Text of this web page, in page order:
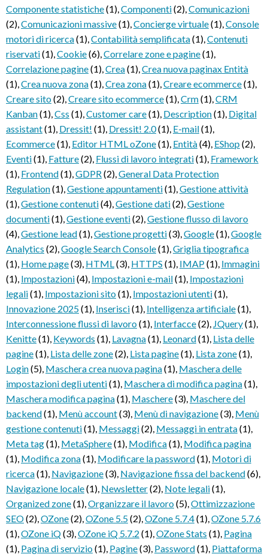
Componente statistiche(1),Componenti(2),Comunicazioni
(2),Comunicazioni massive(1),Concierge virtuale(1),Console
motori di ricerca(1),Contabilità semplificata(1),Contenuti
riservati(1),Cookie(6),Correlare zone e pagine(1),
Correlazione pagine(1),Crea(1),Crea nuova paginax Entità
(1),Crea nuova zona(1),Crea zona(1),Creare ecommerce(1),
Creare sito(2),Creare sito ecommerce(1),Crm(1),CRM
Kanban(1),Css (1),Customer care(1), Description(1), Digital
assistant(1), Dressit! (1), Dressit! 2.0(1), E-mail(1),
Ecommerce(1), Editor HTML oZone(1), Entità(4), EShop(2),
Eventi(1), Fatture(2), Flussi di lavoro integrati(1), Framework
(1), Frontend(1),GDPR(2),General Data Protection
Regulation(1),Gestione appuntamenti(1),Gestione attività
(1),Gestione contenuti(4),Gestione dati(2),Gestione
documenti(1),Gestione eventi(2),Gestione flusso di lavoro
(4),Gestione lead(1),Gestione progetti(3),Google(1),Google
Analytics (2),Google Search Console(1),Griglia tipografica
(1), Home page(3), HTML(3), HTTPS (1), IMAP(1), Immagini
(1), Impostazioni(4), Impostazioni e-mail(1), Impostazioni
legali(1), Impostazioni sito(1), Impostazioni utenti(1),
Innovazione 2025(1), Inserisci(1), Intelligenza artificiale(1),
Interconnessione flussi di lavoro(1), Interfacce(2), JQuery(1),
Kenitte(1), Keywords (1), Lavagna(1), Leonard(1), Lista delle
pagine(1), Lista delle zone(2), Lista pagine(1), Lista zone(1),
Login(5), Maschera crea nuova pagina(1), Maschera delle
impostazioni degli utenti(1), Maschera di modifica pagina(1),
Maschera modifica pagina(1), Maschere(3), Maschere del
backend(1), Menù account(3), Menù di navigazione(3), Menù
gestione contenuti(1), Messaggi(2), Messaggi in entrata(1),
Meta tag(1), MetaSphere(1), Modifica(1), Modifica pagina
(1), Modifica zona(1), Modificare la password(1), Motori di
ricerca(1), Navigazione(3), Navigazione fissa del backend(6),
Navigazione locale(1), Newsletter(2), Note legali(1),
Organized zone(1),Organizzare il lavoro(5),Ottimizzazione
SEO(2),OZone(2),OZone 5.5(2),OZone 5.7.4(1),OZone 5.7.6
(1),OZone iQ(3),OZone iQ 5.7.2 (1),OZone Stats (1), Pagina
(1), Pagina di servizio(1), Pagine(3), Password(1), Piattaforma